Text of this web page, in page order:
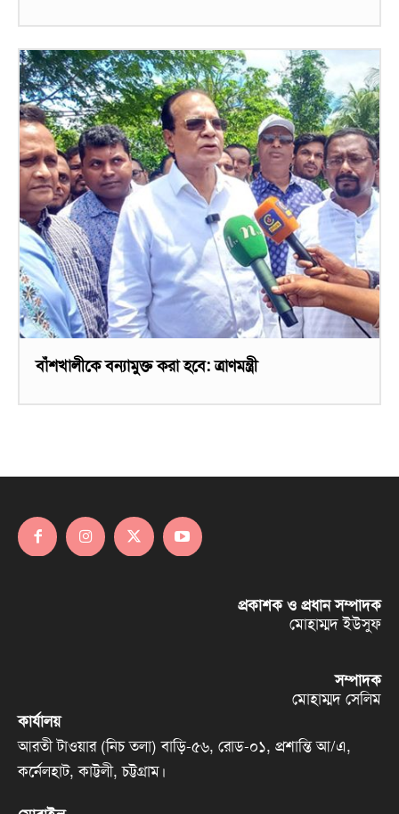
বাঁশখালীকে বন্যামুক্ত করা হবে: ত্রাণমন্ত্রী
প্রকাশক ও প্রধান সম্পাদক
মোহাম্মদ ইউসুফ
সম্পাদক
মোহাম্মদ সেলিম
কার্যালয়
আরতী টাওয়ার (নিচ তলা) বাড়ি-৫৬, রোড-০১, প্রশান্তি আ/এ,
কর্নেলহাট, কাট্টলী, চট্টগ্রাম।